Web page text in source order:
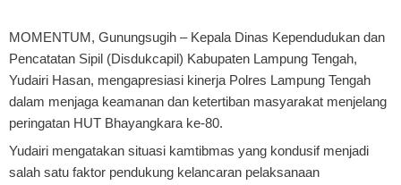
MOMENTUM, Gunungsugih – Kepala Dinas Kependudukan dan
Pencatatan Sipil (Disdukcapil) Kabupaten Lampung Tengah,
Yudairi Hasan, mengapresiasi kinerja Polres Lampung Tengah
dalam menjaga keamanan dan ketertiban masyarakat menjelang
peringatan HUT Bhayangkara ke-80.
Yudairi mengatakan situasi kamtibmas yang kondusif menjadi
salah satu faktor pendukung kelancaran pelaksanaan